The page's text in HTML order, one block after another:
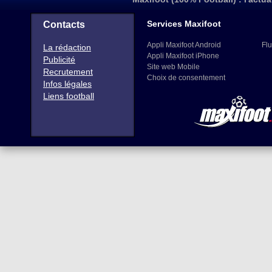
Contacts
La rédaction
Publicité
Recrutement
Infos légales
Liens football
Services Maxifoot
Appli Maxifoot Android
Appli Maxifoot iPhone
Site web Mobile
Choix de consentement